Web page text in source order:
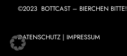
©2023 BOTTCAST – BIERCHEN BITTE!
DATENSCHUTZ | IMPRESSUM